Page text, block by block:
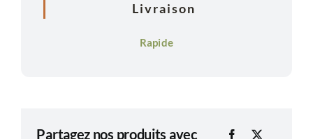
Livraison
Rapide
Partagez nos produits avec